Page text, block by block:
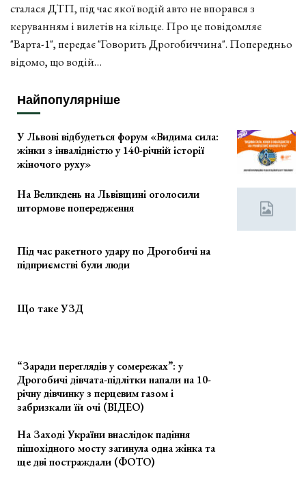
сталася ДТП, під час якої водій авто не впорався з
керуванням і вилетів на кільце. Про це повідомляє
"Варта-1", передає "Говорить Дрогобиччина". Попередньо
відомо, що водій…
Найпопулярніше
У Львові відбудеться форум «Видима сила:
жінки з інвалідністю у 140-річній історії
жіночого руху»
На Великдень на Львівщині оголосили
штормове попередження
Під час ракетного удару по Дрогобичі на
підприємстві були люди
Що таке УЗД
“Заради переглядів у сомережах”: у
Дрогобичі дівчата-підлітки напали на 10-
річну дівчинку з перцевим газом і
забризкали їй очі (ВІДЕО)
На Заході України внаслідок падіння
пішохідного мосту загинула одна жінка та
ще дві постраждали (ФОТО)